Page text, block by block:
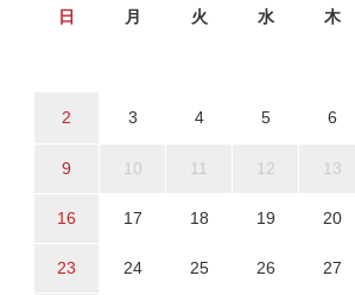
日 月 火 水 木
2 3 4 5 6
9 10 11 12 13
16 17 18 19 20
23 24 25 26 27